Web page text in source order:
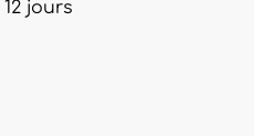
jours